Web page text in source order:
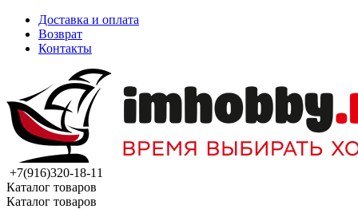
Доставка и оплата
Возврат
Контакты
+7(916)320-18-11
Каталог товаров
Каталог товаров